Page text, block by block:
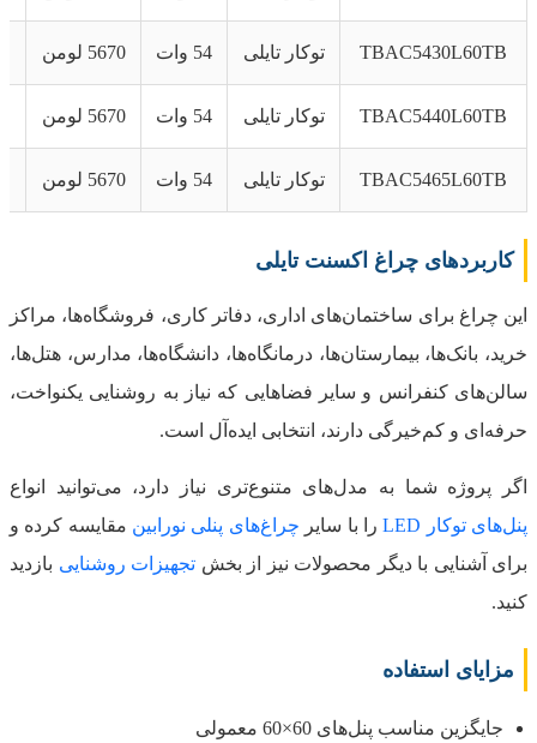
TBAC5430L60TB توکار تایلی 54 وات 5670 لومن
TBAC5440L60TB توکار تایلی 54 وات 5670 لومن
TBAC5465L60TB توکار تایلی 54 وات 5670 لومن
کاربردهای چراغ اکسنت تایلی
این چراغ برای ساختمان‌های اداری، دفاتر کاری، فروشگاه‌ها، مراکز
خرید، بانک‌ها، بیمارستان‌ها، درمانگاه‌ها، دانشگاه‌ها، مدارس، هتل‌ها،
سالن‌های کنفرانس و سایر فضاهایی که نیاز به روشنایی یکنواخت،
حرفه‌ای و کم‌خیرگی دارند، انتخابی ایده‌آل است.
اگر پروژه شما به مدل‌های متنوع‌تری نیاز دارد، می‌توانید انواع
پنل‌های توکار LED
را با سایر چراغ‌های پنلی نورابین مقایسه کرده و
برای آشنایی با دیگر محصولات نیز از بخش تجهیزات روشنایی بازدید
کنید.
مزایای استفاده
جایگزین مناسب پنل‌های 60×60 معمولی